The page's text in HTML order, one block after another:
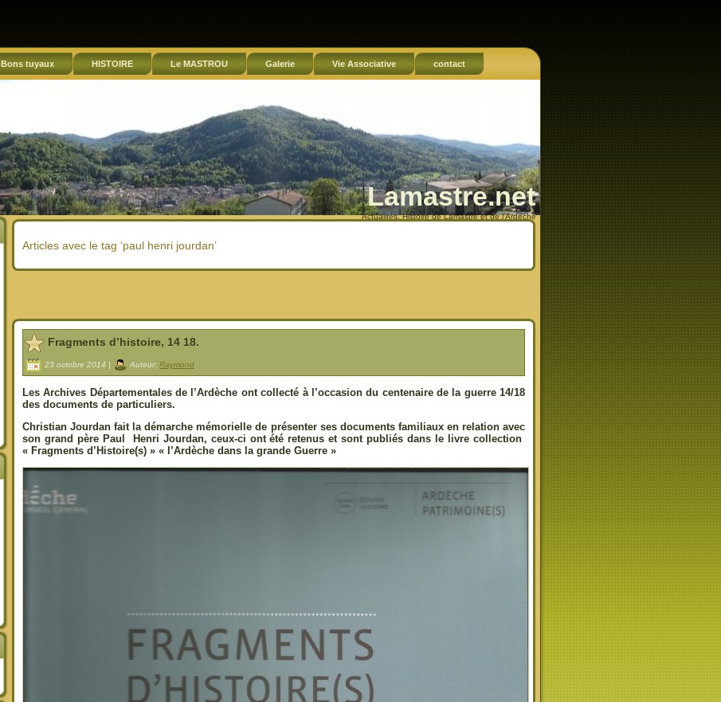
Bons tuyaux HISTOIRE Le MASTROU Galerie Vie Associative contact
Lamastre.net
Actualités, Histoire de Lamastre et de l'Ardèche
Articles avec le tag ‘paul henri jourdan’
Fragments d’histoire, 14 18.
23 octobre 2014 | Auteur: Raymond
Les Archives Départementales de l’Ardèche ont collecté à l’occasion du centenaire de la guerre 14/18
des documents de particuliers.
Christian Jourdan fait la démarche mémorielle de présenter ses documents familiaux en relation avec
son grand père Paul Henri Jourdan, ceux-ci ont été retenus et sont publiés dans le livre collection
« Fragments d’Histoire(s) » « l’Ardèche dans la grande Guerre »